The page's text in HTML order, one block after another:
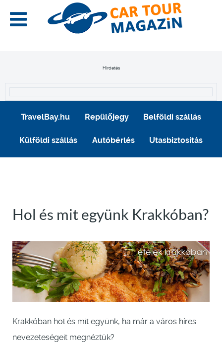
Hirdetés
TravelBay.hu Repülőjegy Belföldi szállás
Külföldi szállás Autóbérlés Utasbiztosítás
Hol és mit együnk Krakkóban?
Krakkóban hol és mit együnk, ha már a város híres
nevezeteségeit megnéztük?